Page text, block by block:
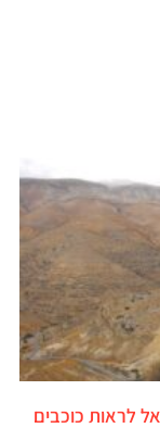
לראות כוכבים